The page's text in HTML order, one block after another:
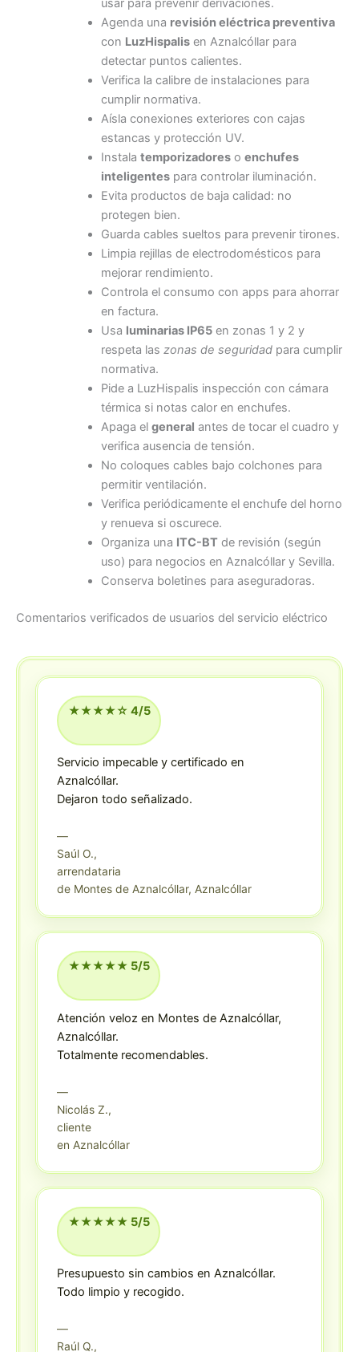
usar para prevenir derivaciones.
Agenda una revisión eléctrica preventiva
con LuzHispalisen Aznalcóllar para
detectar puntos calientes.
Verifica la calibre de instalaciones para
cumplir normativa.
Aísla conexiones exteriores con cajas
estancas y protección UV.
Instala temporizadoreso enchufes
inteligentespara controlar iluminación.
Evita productos de baja calidad: no
protegen bien.
Guarda cables sueltos para prevenir tirones.
Limpia rejillas de electrodomésticos para
mejorar rendimiento.
Controla el consumo con apps para ahorrar
en factura.
Usa luminarias IP65en zonas 1 y 2 y
respeta las zonas de seguridadpara cumplir
normativa.
Pide a LuzHispalis inspección con cámara
térmica si notas calor en enchufes.
Apaga el general antes de tocar el cuadro y
verifica ausencia de tensión.
No coloques cables bajo colchones para
permitir ventilación.
Verifica periódicamente el enchufe del horno
y renueva si oscurece.
Organiza una ITC-BTde revisión (según
uso) para negocios en Aznalcóllar y Sevilla.
Conserva boletines para aseguradoras.
Comentarios verificados de usuarios del servicio eléctrico
★★★★☆ 4/5
Servicio impecable y certificado en
Aznalcóllar.
Dejaron todo señalizado.
—
Saúl O.,
arrendataria
de Montes de Aznalcóllar, Aznalcóllar
★★★★★ 5/5
Atención veloz en Montes de Aznalcóllar,
Aznalcóllar.
Totalmente recomendables.
—
Nicolás Z.,
cliente
en Aznalcóllar
★★★★★ 5/5
Presupuesto sin cambios en Aznalcóllar.
Todo limpio y recogido.
—
Raúl Q.,